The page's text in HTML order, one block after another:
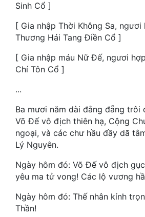
Khoa Huyễn Không Gian
Kinh Dị
Kỳ Huyễn
Linh Dị
Làm Giàu
Lịch Sử
Mưu Mô
Mạt Thế
Mỹ Thực
Sinh Cổ ]
[ Gia nhập Thời Không Sa, ngươi
Thương Hải Tang Điền Cổ ]
[ Gia nhập máu Nữ Đế, ngươi
Chí Tôn Cổ ]
...
Ba mươi năm dài đằng đẵng trôi
Võ Đế vô địch thiên hạ, Cộng
ngoại, và các chư hầu đầy dã
Lý Nguyên.
Ngày hôm đó: Võ Đế vô địch
yêu ma tử vong! Các lộ vương
Ngày hôm đó: Thế nhân kính
Thần!